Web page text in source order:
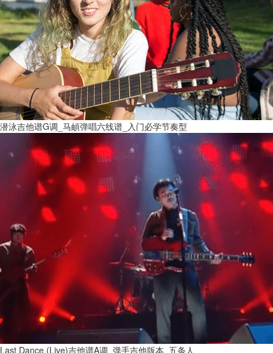
潜泳吉他谱G调_马頔弹唱六线谱_入门必学节奏型
Last Dance (Live)吉他谱A调_弹手吉他版本_五条人